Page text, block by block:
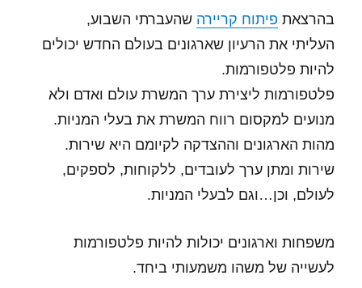
בהרצאת פיתוח קריירה שהעברתי השבוע,
העליתי את הרעיון שארגונים בעולם החדש יכולים
להיות פלטפורמות.
פלטפורמות ליצירת ערך המשרת עולם ואדם ולא
מנועים למקסום רווח המשרת את בעלי המניות.
מהות הארגונים וההצדקה לקיומם היא שירות.
שירות ומתן ערך לעובדים, ללקוחות, לספקים,
לעולם, וכן…וגם לבעלי המניות.
משפחות וארגונים יכולות להיות פלטפורמות
לעשייה של משהו משמעותי ביחד.